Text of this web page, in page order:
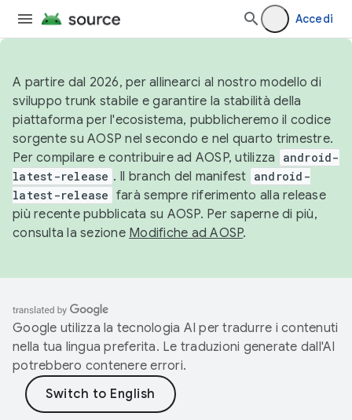
Accedi
A partire dal 2026, per allinearci al nostro modello di
sviluppo trunk stabile e garantire la stabilità della
piattaforma per l'ecosistema, pubblicheremo il codice
sorgente su AOSP nel secondo e nel quarto trimestre.
Per compilare e contribuire ad AOSP, utilizza
android-
latest-release . Il branch del manifest android-
latest-release farà sempre riferimento alla release
più recente pubblicata su AOSP. Per saperne di più,
consulta la sezione Modifiche ad AOSP.
Google utilizza la tecnologia AI per tradurre i contenuti
nella tua lingua preferita. Le traduzioni generate dall'AI
potrebbero contenere errori.